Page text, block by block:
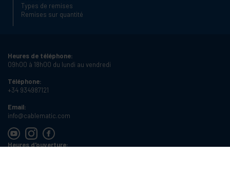
Types de remises
Remises sur quantité
Heures de téléphone:
09h00 à 18h00 du lundi au vendredi
Téléphone:
+34 934987121
Email:
info@cablematic.com
Heures d'ouverture: